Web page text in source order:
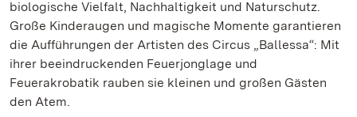
biologische Vielfalt, Nachhaltigkeit und Naturschutz.
Große Kinderaugen und magische Momente garantieren
die Aufführungen der Artisten des Circus „Ballessa“: Mit
ihrer beeindruckenden Feuerjonglage und
Feuerakrobatik rauben sie kleinen und großen Gästen
den Atem.